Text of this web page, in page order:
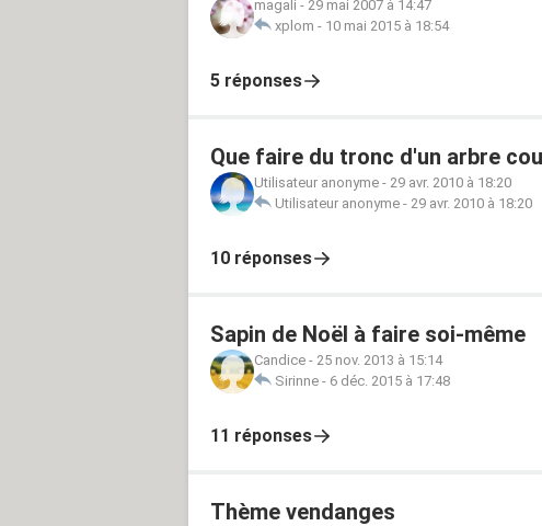
magali - 29 mai 2007 à 14:47
xplom - 10 mai 2015 à 18:54
5 réponses
Que faire du tronc d'un arbre
Utilisateur anonyme - 29 avr. 2010 à 18:20
Utilisateur anonyme - 29 avr. 2010 à 18:20
10 réponses
Sapin de Noël à faire soi-même
Candice - 25 nov. 2013 à 15:14
Sirinne - 6 déc. 2015 à 17:48
11 réponses
Thème vendanges